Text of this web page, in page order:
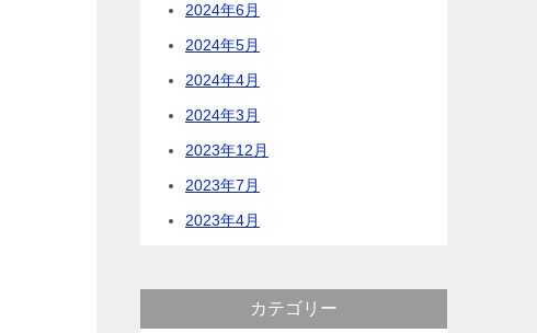
2024年6月
2024年5月
2024年4月
2024年3月
2023年12月
2023年7月
2023年4月
カテゴリー